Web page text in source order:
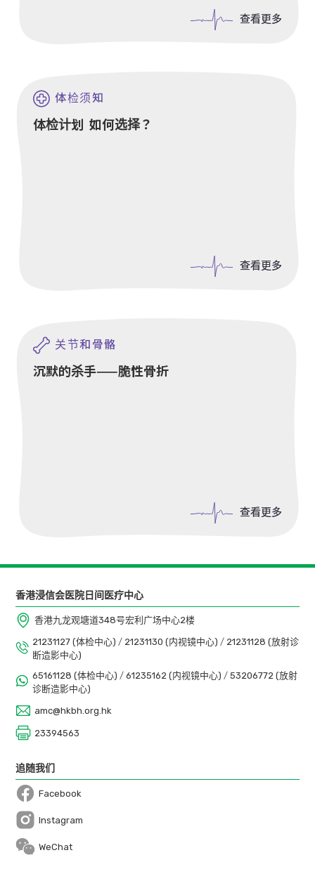
查看更多
查看更多
体检须知
体检计划 如何选择？
查看更多
查看更多
关节和骨骼
沉默的杀手——脆性骨折
查看更多
查看更多
香港浸信会医院日间医疗中心
香港九龙观塘道348号宏利广场中心2楼
21231127 (体检中心) / 21231130 (内视镜中心) / 21231128 (放射诊
断造影中心)
65161128 (体检中心) / 61235162 (内视镜中心) / 53206772 (放射
诊断造影中心)
amc@hkbh.org.hk
23394563
追随我们
Facebook
Instagram
WeChat